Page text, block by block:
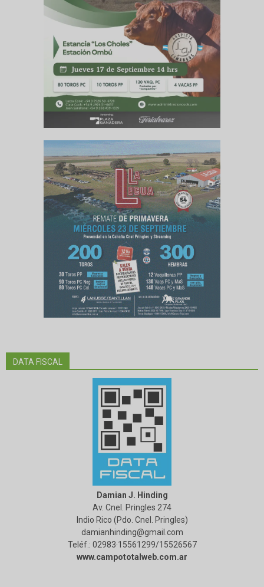
DATA FISCAL
Damian J. Hinding
Av. Cnel. Pringles 274
Indio Rico (Pdo. Cnel. Pringles)
damianhinding@gmail.com
Teléf.: 02983·15561299/15526567
www.campototalweb.com.ar